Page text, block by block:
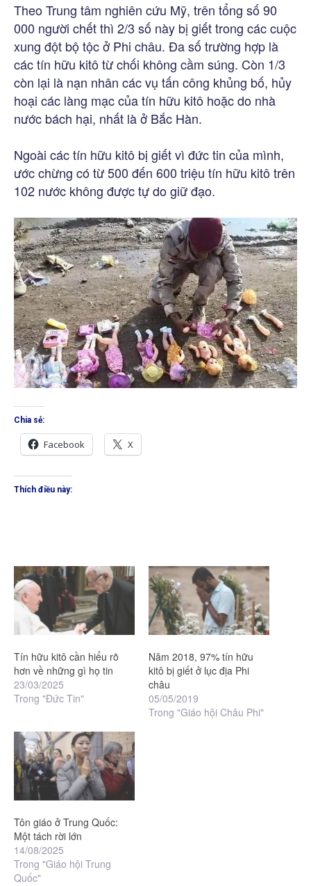
Theo Trung tâm nghiên cứu Mỹ, trên tổng số 90
000 người chết thì 2/3 số này bị giết trong các cuộc
xung đột bộ tộc ở Phi châu. Đa số trường hợp là
các tín hữu kitô từ chối không cầm súng. Còn 1/3
còn lại là nạn nhân các vụ tấn công khủng bố, hủy
hoại các làng mạc của tín hữu kitô hoặc do nhà
nước bách hại, nhất là ở Bắc Hàn.
Ngoài các tín hữu kitô bị giết vì đức tin của mình,
ước chừng có từ 500 đến 600 triệu tín hữu kitô trên
102 nước không được tự do giữ đạo.
Chia sẻ:
Facebook X
Thích điều này:
Tín hữu kitô cần hiểu rõ
hơn về những gì họ tin
23/03/2025
Trong "Đức Tin"
Năm 2018, 97% tín hữu
kitô bị giết ở lục địa Phi
châu
05/05/2019
Trong "Giáo hội Châu Phi"
Tôn giáo ở Trung Quốc:
Một tách rời lớn
14/08/2025
Trong "Giáo hội Trung
Quốc"